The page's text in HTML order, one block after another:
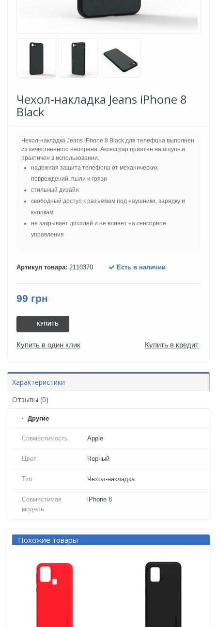
Чехол-накладка Jeans iPhone 8
Black
Чехол-накладка Jeans iPhone 8 Black для телефона выполнен
из качественного неопрена. Аксессуар приятен на ощупь и
практичен в использовании.
надежная защита телефона от механических
повреждений, пыли и грязи
стильный дизайн
свободный доступ к разъемам под наушники, зарядку и
кнопкам
не закрывает дисплей и не влияет на сенсорное
управление
Артикул товара: 2110370 Есть в наличии
99 грн
КУПИТЬ
Купить в один клик Купить в кредит
Характеристики
Отзывы (0)
Другие
Совместимость Apple
Цвет Черный
Тип Чехол-накладка
Совместимая
модель
iPhone 8
Похожие товары